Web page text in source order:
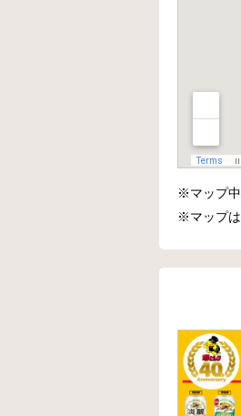
※マップ中
※マップは